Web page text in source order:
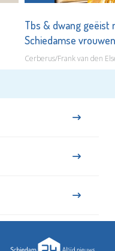
Tbs & dwang geëist
Schiedamse
Cerberus/Frank van den